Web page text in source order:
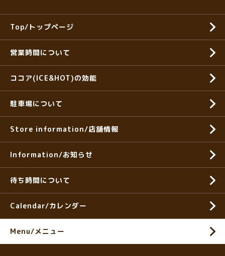
Top/トップページ
営業時間について
ココア(ICE&HOT)の効能
駐車場について
Store information/店舗情報
Information/お知らせ
待ち時間について
Calendar/カレンダー
Menu/メニュー